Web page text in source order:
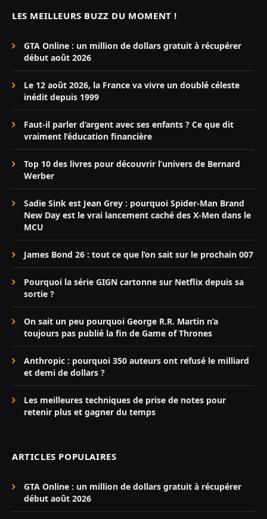
LES MEILLEURS BUZZ DU MOMENT !
GTA Online : un million de dollars gratuit à récupérer
début août 2026
Le 12 août 2026, la France va vivre un doublé céleste
inédit depuis 1999
Faut-il parler d’argent avec ses enfants ? Ce que dit
vraiment l’éducation financière
Top 10 des livres pour découvrir l’univers de Bernard
Werber
Sadie Sink est Jean Grey : pourquoi Spider-Man Brand
New Day est le vrai lancement caché des X-Men dans le
MCU
James Bond 26 : tout ce que l’on sait sur le prochain 007
Pourquoi la série GIGN cartonne sur Netflix depuis sa
sortie ?
On sait un peu pourquoi George R.R. Martin n’a
toujours pas publié la fin de Game of Thrones
Anthropic : pourquoi 350 auteurs ont refusé le milliard
et demi de dollars ?
Les meilleures techniques de prise de notes pour
retenir plus et gagner du temps
ARTICLES POPULAIRES
GTA Online : un million de dollars gratuit à récupérer
début août 2026